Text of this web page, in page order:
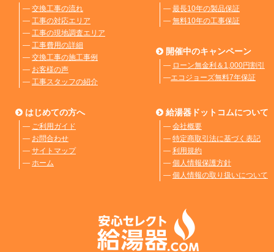
― 交換工事の流れ
― 工事の対応エリア
― 工事の現地調査エリア
― 工事費用の詳細
― 交換工事の施工事例
― お客様の声
― 工事スタッフの紹介
― 最長10年の製品保証
― 無料10年の工事保証
開催中のキャンペーン
― ローン無金利＆1,000円割引
―エコジョーズ無料7年保証
はじめての方へ
― ご利用ガイド
― お問合わせ
― サイトマップ
― ホーム
給湯器ドットコムについて
― 会社概要
― 特定商取引法に基づく表記
― 利用規約
― 個人情報保護方針
― 個人情報の取り扱いについて